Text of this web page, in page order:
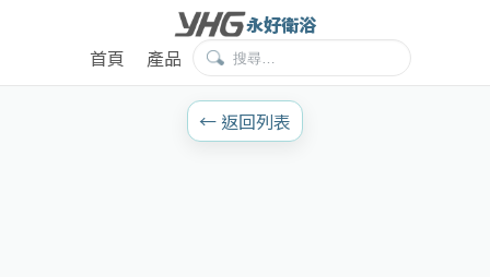
永好衛浴
首頁
產品
← 返回列表